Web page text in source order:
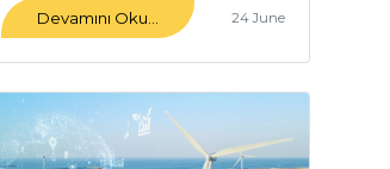
Devamını Oku... 24 June